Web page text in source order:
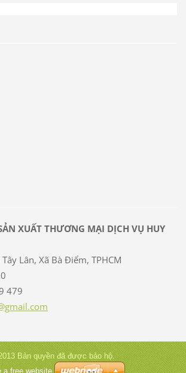
XUẤT THƯƠNG MẠI DỊCH VỤ HUY
Lân, Xã Bà Điểm, TPHCM
479
ail.com
Bản quyền đã được bảo hộ.
a free website